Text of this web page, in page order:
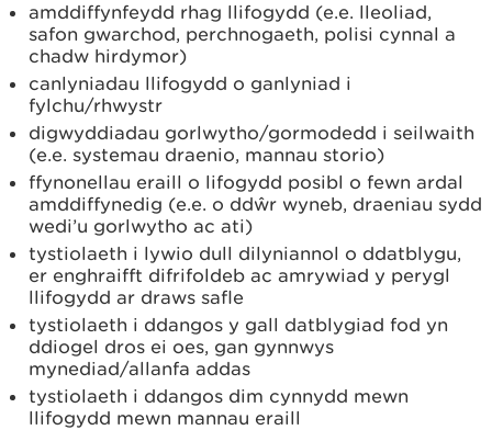
amddiffynfeydd rhag llifogydd (e.e. lleoliad,
safon gwarchod, perchnogaeth, polisi cynnal a
chadw hirdymor)
canlyniadau llifogydd o ganlyniad i
fylchu/rhwystr
digwyddiadau gorlwytho/gormodedd i seilwaith
(e.e. systemau draenio, mannau storio)
ffynonellau eraill o lifogydd posibl o fewn ardal
amddiffynedig (e.e. o ddŵr wyneb, draeniau sydd
wedi’u gorlwytho ac ati)
tystiolaeth i lywio dull dilyniannol o ddatblygu,
er enghraifft difrifoldeb ac amrywiad y perygl
llifogydd ar draws safle
tystiolaeth i ddangos y gall datblygiad fod yn
ddiogel dros ei oes, gan gynnwys
mynediad/allanfa addas
tystiolaeth i ddangos dim cynnydd mewn
llifogydd mewn mannau eraill